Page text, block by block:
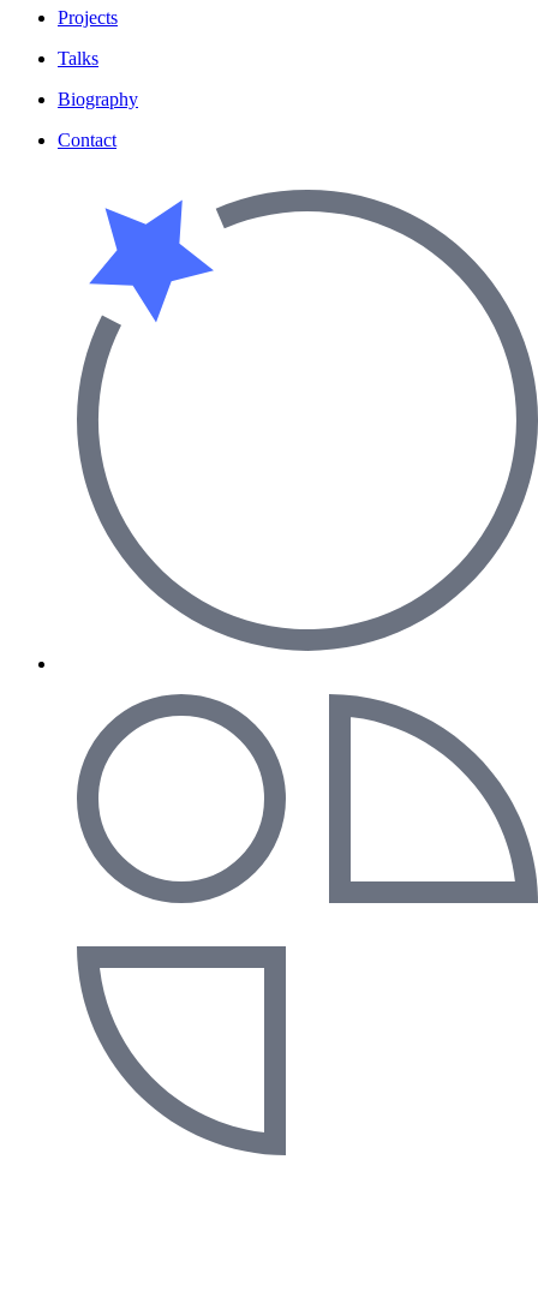
Projects
Talks
Biography
Contact